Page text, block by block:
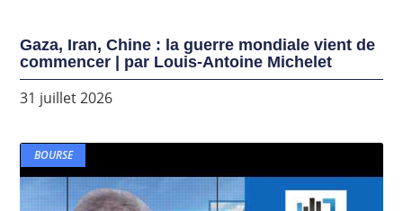
Gaza, Iran, Chine : la guerre mondiale vient de
commencer | par Louis-Antoine Michelet
31 juillet 2026
BOURSE